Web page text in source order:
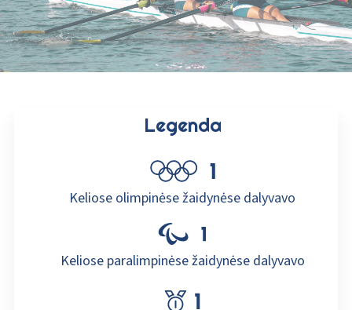
Legenda
Keliose olimpinėse žaidynėse dalyvavo
Keliose paralimpinėse žaidynėse dalyvavo